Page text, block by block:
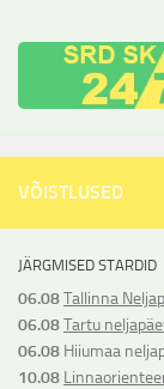
VÕISTLUSED
JÄRGMISED STARDID
06.08Tallinna
06.08Tartu
06.08 Hiiumaa
10.08